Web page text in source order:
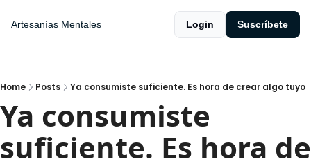
Artesanías Mentales Login Suscríbete
Home Posts Ya consumiste suficiente. Es hora de crear algo tuyo
Ya consumiste
suficiente. Es hora de